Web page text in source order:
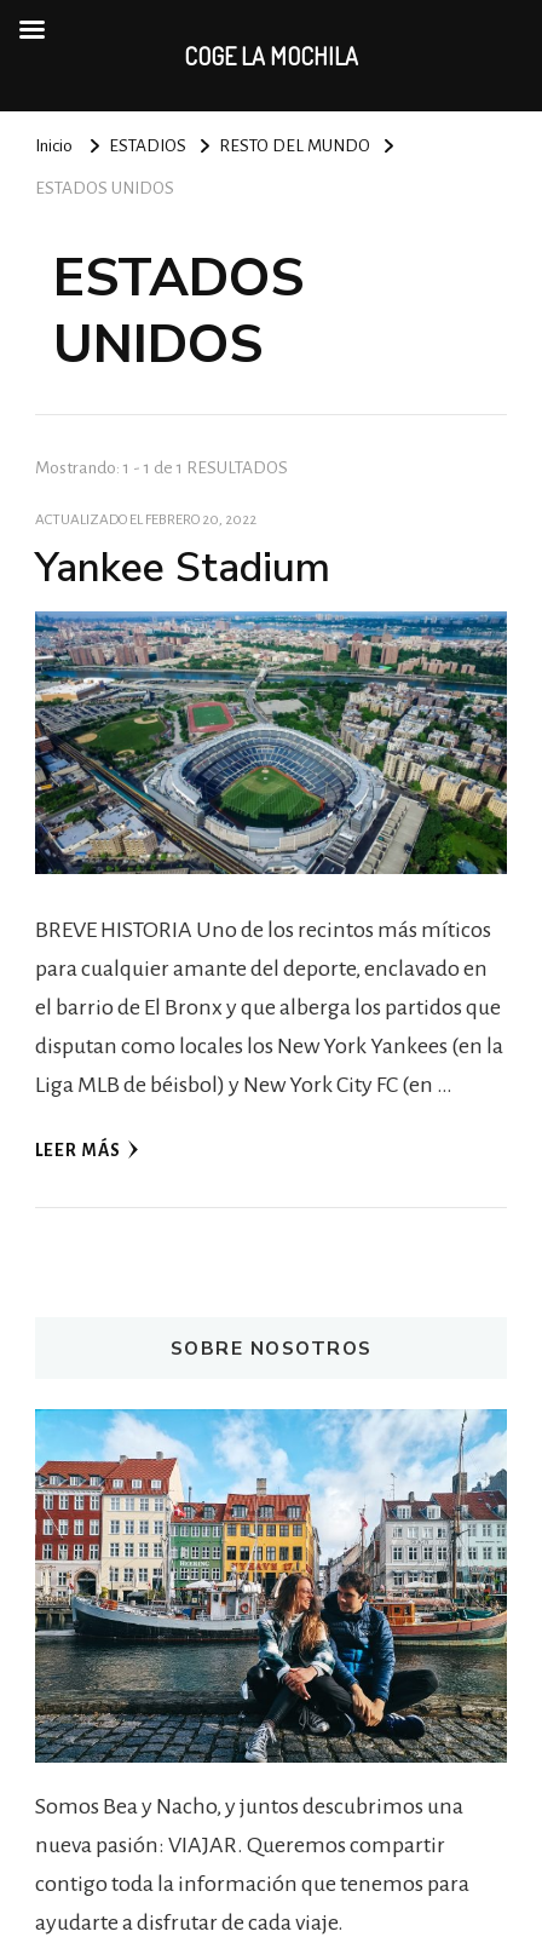
Inicio ESTADIOS RESTO DEL MUNDO
ESTADOS UNIDOS
ESTADOS
UNIDOS
Mostrando: 1 - 1 de 1 RESULTADOS
ACTUALIZADO EL FEBRERO 20, 2022
Yankee Stadium
BREVE HISTORIA Uno de los recintos más míticos
para cualquier amante del deporte, enclavado en
el barrio de El Bronx y que alberga los partidos que
disputan como locales los New York Yankees (en la
Liga MLB de béisbol) y New York City FC (en …
LEER MÁS
SOBRE NOSOTROS
Somos Bea y Nacho, y juntos descubrimos una
nueva pasión: VIAJAR. Queremos compartir
contigo toda la información que tenemos para
ayudarte a disfrutar de cada viaje.
COGE LA MOCHILA